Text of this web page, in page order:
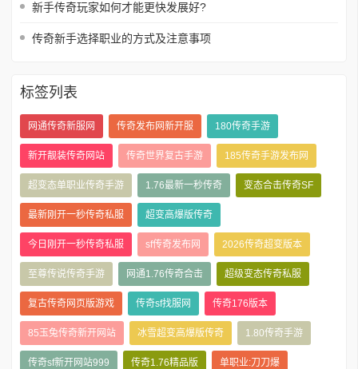
新手传奇玩家如何才能更快发展好?
传奇新手选择职业的方式及注意事项
标签列表
网通传奇新服网 传奇发布网新开服 180传奇手游
新开靓装传奇网站 传奇世界复古手游 185传奇手游发布网
超变态单职业传奇手游 1.76最新一秒传奇 变态合击传奇SF
最新刚开一秒传奇私服 超变高爆版传奇
今日刚开一秒传奇私服 sf传奇发布网 2026传奇超变版本
至尊传说传奇手游 网通1.76传奇合击 超级变态传奇私服
复古传奇网页版游戏 传奇sf找服网 传奇176版本
85玉兔传奇新开网站 冰雪超变高爆版传奇 1.80传奇手游
传奇sf新开网站999 传奇1.76精品版 单职业:刀刀爆